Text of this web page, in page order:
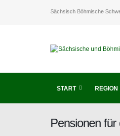
Sächsisch Böhmische
START REGION
Pensionen